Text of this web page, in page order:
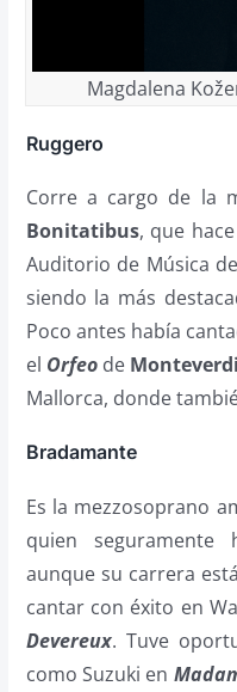
Magdalena
Ruggero
Corre a cargo de la
Bonitatibus, que
Auditorio de Música
siendo la más
Poco antes había
el Orfeode Monteverdi
Mallorca, donde
Bradamante
Es la mezzosoprano
quien
aunque su carrera
cantar con éxito en
Devereux. Tuve
como Suzuki en